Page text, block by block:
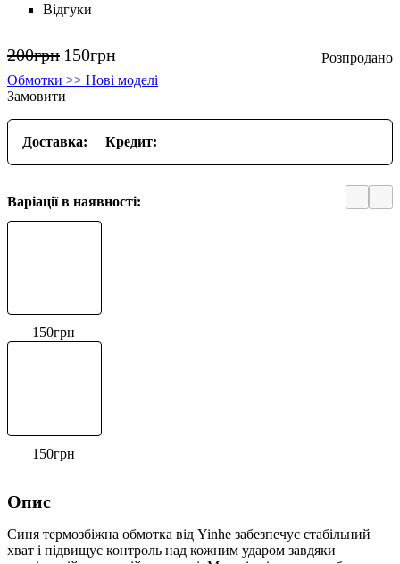
Відгуки
200грн 150грн
Обмотки >> Нові моделі
Замовити
Доставка: Кредит:
Варіації в наявності:
150грн
150грн
Опис
Синя термозбіжна обмотка від Yinhe забезпечує стабільний
хват і підвищує контроль над кожним ударом завдяки